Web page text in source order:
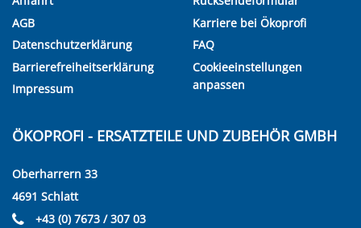
AGB
Datenschutzerklärung
Barrierefreiheitserklärung
Impressum
Karriere bei Ökoprofi
FAQ
Cookieeinstellungen
anpassen
ÖKOPROFI - ERSATZTEILE UND ZUBEHÖR GMBH
Oberharrern 33
4691 Schlatt
+43 (0) 7673 / 307 03